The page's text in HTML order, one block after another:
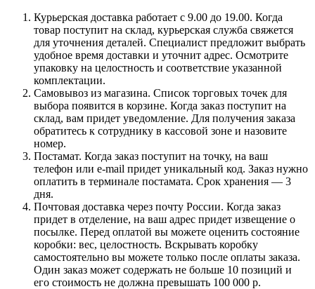
Курьерская доставка работает с 9.00 до 19.00. Когда
товар поступит на склад, курьерская служба свяжется
для уточнения деталей. Специалист предложит выбрать
удобное время доставки и уточнит адрес. Осмотрите
упаковку на целостность и соответствие указанной
комплектации.
Самовывоз из магазина. Список торговых точек для
выбора появится в корзине. Когда заказ поступит на
склад, вам придет уведомление. Для получения заказа
обратитесь к сотруднику в кассовой зоне и назовите
номер.
Постамат. Когда заказ поступит на точку, на ваш
телефон или e-mail придет уникальный код. Заказ нужно
оплатить в терминале постамата. Срок хранения — 3
дня.
Почтовая доставка через почту России. Когда заказ
придет в отделение, на ваш адрес придет извещение о
посылке. Перед оплатой вы можете оценить состояние
коробки: вес, целостность. Вскрывать коробку
самостоятельно вы можете только после оплаты заказа.
Один заказ может содержать не больше 10 позиций и
его стоимость не должна превышать 100 000 р.